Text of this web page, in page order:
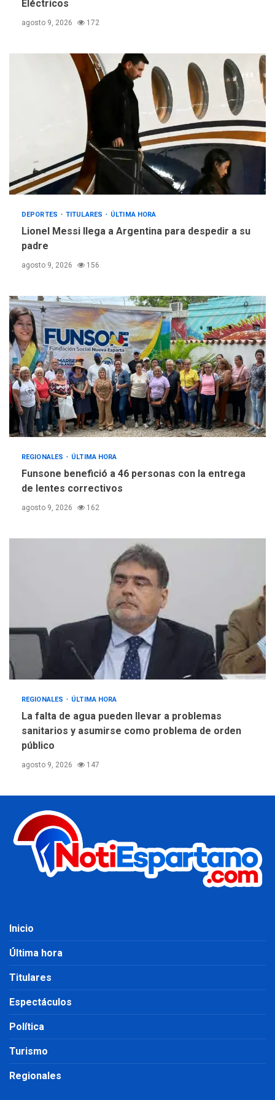
Eléctricos
agosto 9, 2026 172
DEPORTES TITULARES ÚLTIMA HORA
Lionel Messi llega a Argentina para despedir a su
padre
agosto 9, 2026 156
REGIONALES ÚLTIMA HORA
Funsone benefició a 46 personas con la entrega
de lentes correctivos
agosto 9, 2026 162
REGIONALES ÚLTIMA HORA
La falta de agua pueden llevar a problemas
sanitarios y asumirse como problema de orden
público
agosto 9, 2026 147
Inicio
Última hora
Titulares
Espectáculos
Política
Turismo
Regionales